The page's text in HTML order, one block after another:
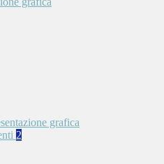
grafica
2